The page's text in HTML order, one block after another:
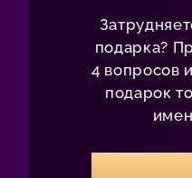
подарка?
4 вопросов
подарок